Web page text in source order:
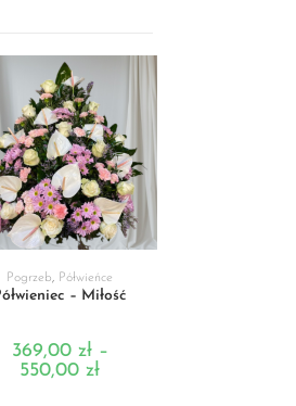
WYBIERZ OPCJE
Pogrzeb, Półwieńce
– Miłość
369,00 zł –
550,00zł